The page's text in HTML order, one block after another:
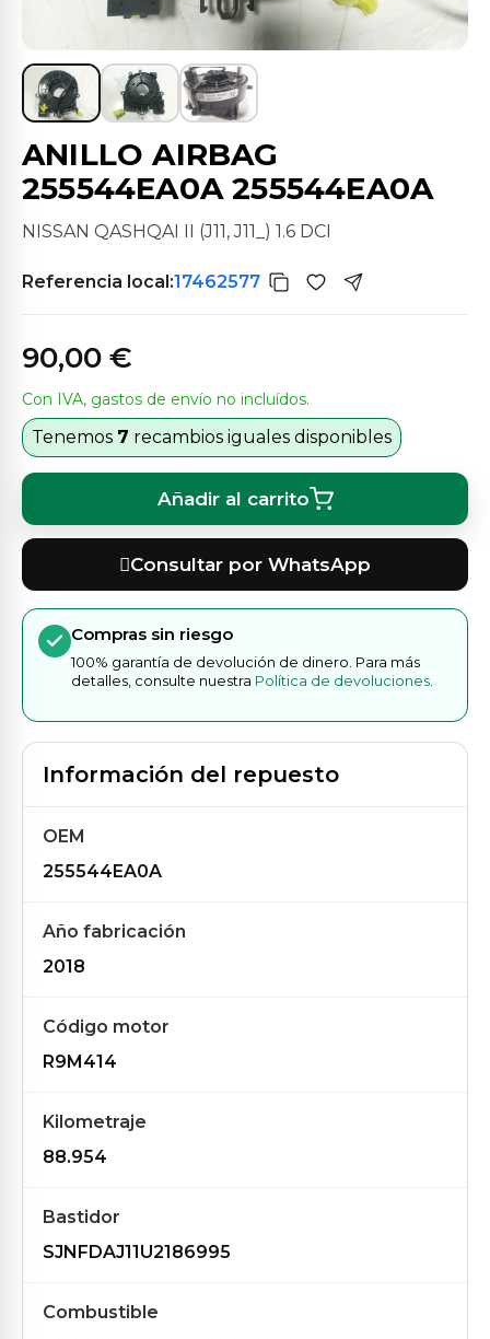
ANILLO AIRBAG
255544EA0A 255544EA0A
NISSAN QASHQAI II (J11, J11_) 1.6 DCI
Referencia local:17462577
90,00 €
Con IVA, gastos de envío no incluídos.
Tenemos 7 recambios iguales disponibles
Añadir al carrito
Consultar por WhatsApp
Compras sin riesgo
100% garantía de devolución de dinero. Para más
detalles, consulte nuestra Política de devoluciones
Información del repuesto
OEM
255544EA0A
Año fabricación
2018
Código motor
R9M414
Kilometraje
88.954
Bastidor
SJNFDAJ11U2186995
Combustible